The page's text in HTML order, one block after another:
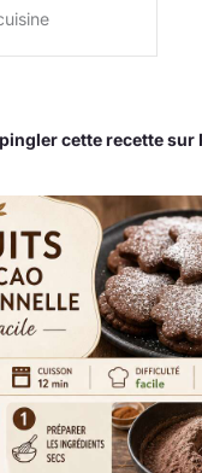
cette recette sur